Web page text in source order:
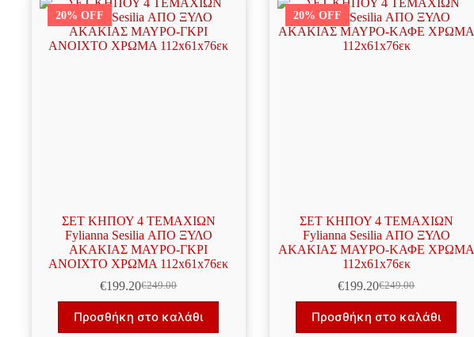
20% OFF
ΣΕΤ ΚΗΠΟΥ 4 ΤΕΜΑΧΙΩΝ
Fylianna Sesilia ΑΠΟ ΞΥΛΟ
ΑΚΑΚΙΑΣ ΜΑΥΡΟ-ΓΚΡΙ
ΑΝΟΙΧΤΟ ΧΡΩΜΑ 112x61x76εκ
€249.00
Original
price
was:
€199.20Η
τρέχουσα
τιμή
Προσθήκη στο καλάθι
20% OFF
ΣΕΤ ΚΗΠΟΥ 4 ΤΕΜΑΧΙΩΝ
Fylianna Sesilia ΑΠΟ ΞΥΛΟ
ΑΚΑΚΙΑΣ ΜΑΥΡΟ-ΚΑΦΕ ΧΡΩΜΑ
112x61x76εκ
€249.00
Original
price
was:
€199.20Η
τρέχουσα
τιμή
Προσθήκη στο καλάθι